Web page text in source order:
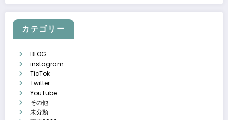
カテゴリー
BLOG
instagram
TicTok
Twitter
YouTube
その他
未分類